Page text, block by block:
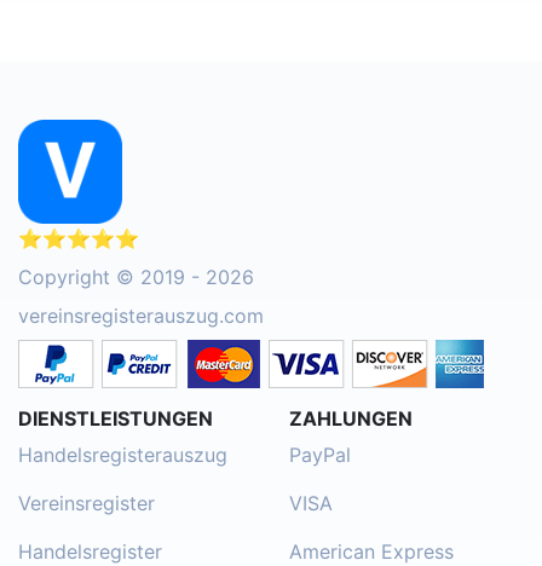
⭐⭐⭐⭐⭐
Copyright © 2019 - 2026
vereinsregisterauszug.com
DIENSTLEISTUNGEN
Handelsregisterauszug
Vereinsregister
Handelsregister
ZAHLUNGEN
PayPal
VISA
American Express